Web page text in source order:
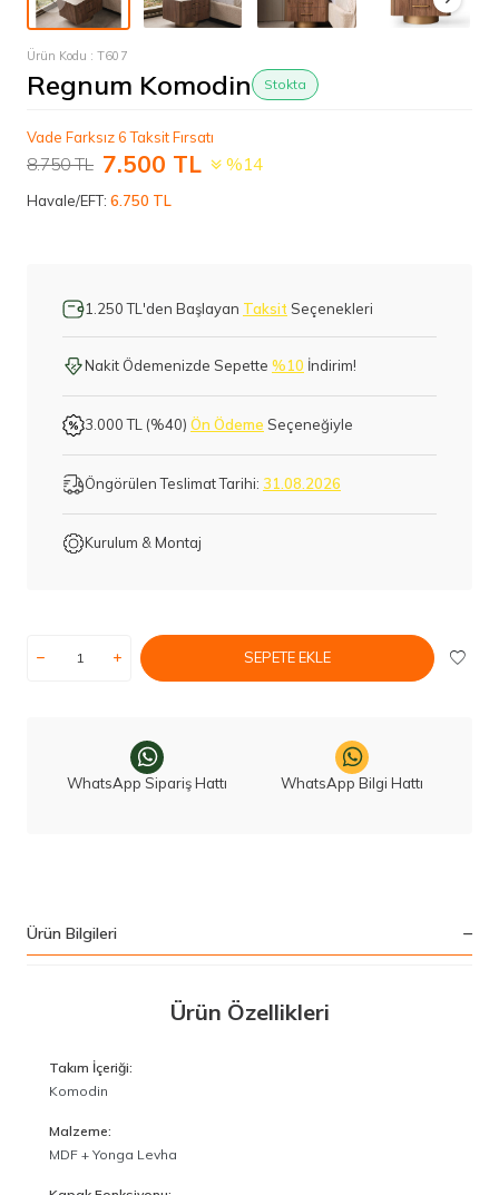
Ürün Kodu : T607
Regnum Komodin Stokta
Vade Farksız 6 Taksit Fırsatı
8.750TL 7.500 TL %14
Havale/EFT: 6.750 TL
1.250 TL'den Başlayan Taksit Seçenekleri
Nakit Ödemenizde Sepette %10 İndirim!
3.000 TL (%40) Ön Ödeme Seçeneğiyle
Öngörülen Teslimat Tarihi: 31.08.2026
Kurulum & Montaj
SEPETE EKLE
WhatsApp Sipariş Hattı WhatsApp Bilgi Hattı
Ürün Bilgileri
Ürün Özellikleri
Takım İçeriği:
Komodin
Malzeme:
MDF + Yonga Levha